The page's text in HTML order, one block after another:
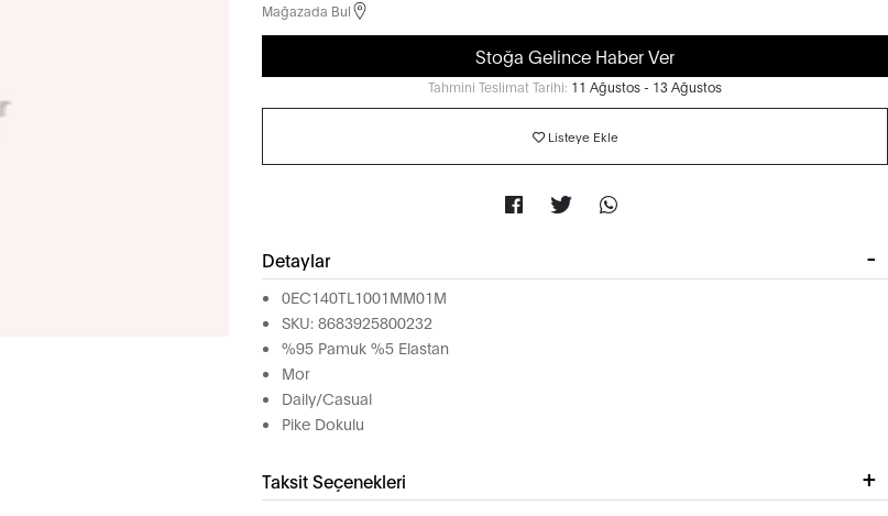
Mağazada Bul
Stoğa Gelince Haber Ver
Tahmini Teslimat Tarihi: 11 Ağustos - 13 Ağustos
Listeye Ekle
Detaylar
0EC140TL1001MM01M
SKU: 8683925800232
%95 Pamuk %5 Elastan
Mor
Daily/Casual
Pike Dokulu
Taksit Seçenekleri